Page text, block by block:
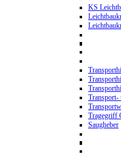
KS
Transport-
Tragegriff
Saugheber